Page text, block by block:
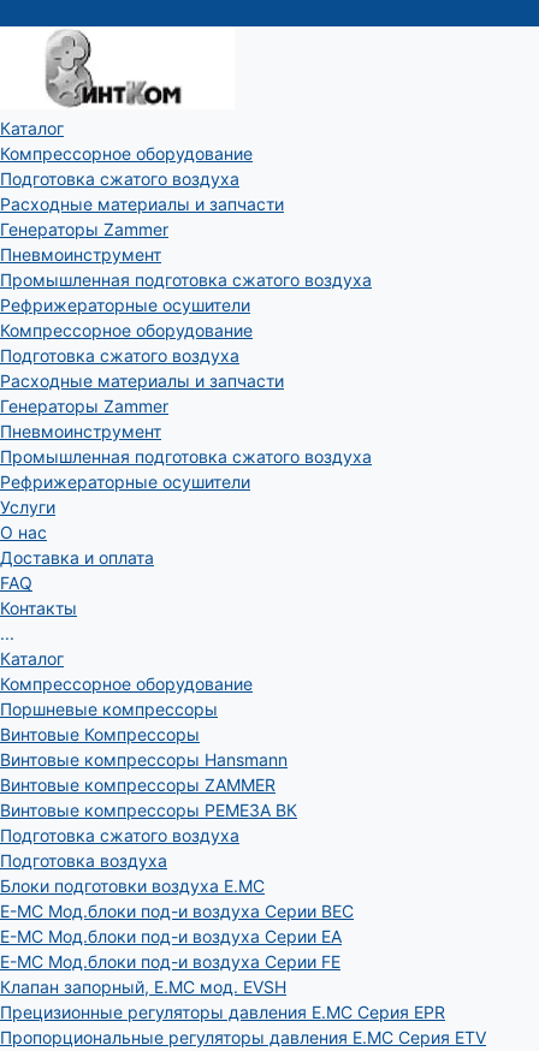
Каталог
Компрессорное оборудование
Подготовка сжатого воздуха
Расходные материалы и запчасти
Генераторы Zammer
Пневмоинструмент
Промышленная подготовка сжатого воздуха
Рефрижераторные осушители
Компрессорное оборудование
Подготовка сжатого воздуха
Расходные материалы и запчасти
Генераторы Zammer
Пневмоинструмент
Промышленная подготовка сжатого воздуха
Рефрижераторные осушители
Услуги
О нас
Доставка и оплата
FAQ
Контакты
...
Каталог
Компрессорное оборудование
Поршневые компрессоры
Винтовые Компрессоры
Винтовые компрессоры Hansmann
Винтовые компрессоры ZAMMER
Винтовые компрессоры РЕМЕЗА ВК
Подготовка сжатого воздуха
Подготовка воздуха
Блоки подготовки воздуха E.MC
E-MC Мод.блоки под-и воздуха Серии BEC
E-MC Мод.блоки под-и воздуха Серии EA
E-MC Мод.блоки под-и воздуха Серии FE
Клапан запорный, E.MC мод. EVSH
Прецизионные регуляторы давления E.MC Серия EPR
Пропорциональные регуляторы давления E.MC Серия ETV